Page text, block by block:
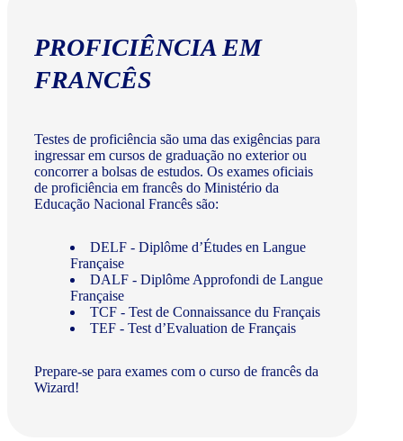
PROFICIÊNCIA EM
FRANCÊS
Testes de proficiência são uma das exigências para
ingressar em cursos de graduação no exterior ou
concorrer a bolsas de estudos. Os exames oficiais
de proficiência em francês do Ministério da
Educação Nacional Francês são:
DELF - Diplôme d’Études en Langue
Française
DALF - Diplôme Approfondi de Langue
Française
TCF - Test de Connaissance du Français
TEF - Test d’Evaluation de Français
Prepare-se para exames com o curso de francês da
Wizard!